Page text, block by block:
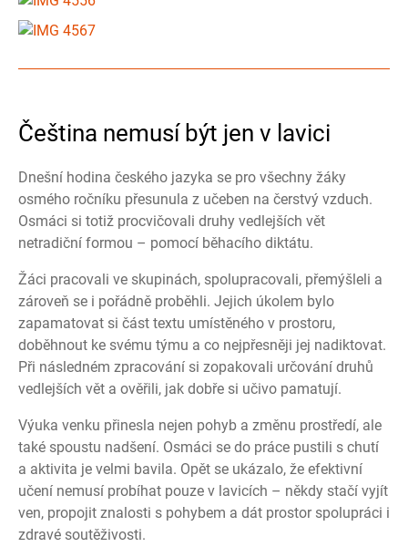
Čeština nemusí být jen v lavici
Dnešní hodina českého jazyka se pro všechny žáky
osmého ročníku přesunula z učeben na čerstvý vzduch.
Osmáci si totiž procvičovali druhy vedlejších vět
netradiční formou – pomocí běhacího diktátu.
Žáci pracovali ve skupinách, spolupracovali, přemýšleli a
zároveň se i pořádně proběhli. Jejich úkolem bylo
zapamatovat si část textu umístěného v prostoru,
doběhnout ke svému týmu a co nejpřesněji jej nadiktovat.
Při následném zpracování si zopakovali určování druhů
vedlejších vět a ověřili, jak dobře si učivo pamatují.
Výuka venku přinesla nejen pohyb a změnu prostředí, ale
také spoustu nadšení. Osmáci se do práce pustili s chutí
a aktivita je velmi bavila. Opět se ukázalo, že efektivní
učení nemusí probíhat pouze v lavicích – někdy stačí vyjít
ven, propojit znalosti s pohybem a dát prostor spolupráci i
zdravé soutěživosti.